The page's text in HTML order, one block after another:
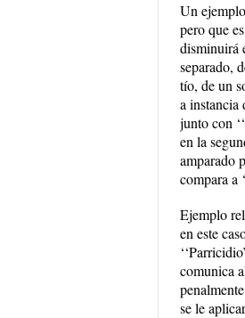
Un
pero que
disminuirá
separado,
tío, de un
a instancia
junto con
en la
amparado
compara a
Ejemplo
en este
comunica
se le